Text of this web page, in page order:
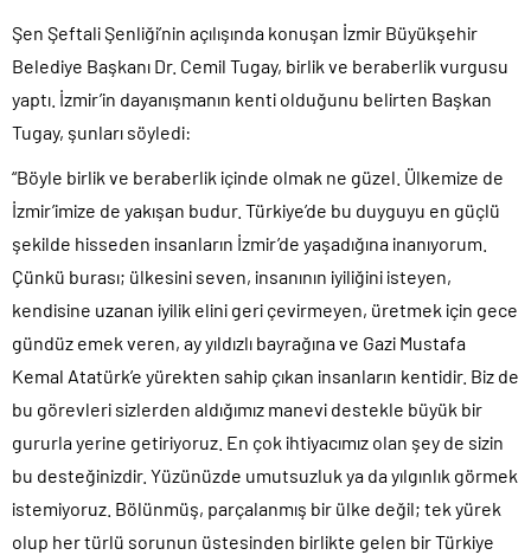
Şen Şeftali Şenliği’nin açılışında konuşan İzmir Büyükşehir
Belediye Başkanı Dr. Cemil Tugay, birlik ve beraberlik vurgusu
yaptı. İzmir’in dayanışmanın kenti olduğunu belirten Başkan
Tugay, şunları söyledi:
“Böyle birlik ve beraberlik içinde olmak ne güzel. Ülkemize de
İzmir’imize de yakışan budur. Türkiye’de bu duyguyu en güçlü
şekilde hisseden insanların İzmir’de yaşadığına inanıyorum.
Çünkü burası; ülkesini seven, insanının iyiliğini isteyen,
kendisine uzanan iyilik elini geri çevirmeyen, üretmek için gece
gündüz emek veren, ay yıldızlı bayrağına ve Gazi Mustafa
Kemal Atatürk’e yürekten sahip çıkan insanların kentidir. Biz de
bu görevleri sizlerden aldığımız manevi destekle büyük bir
gururla yerine getiriyoruz. En çok ihtiyacımız olan şey de sizin
bu desteğinizdir. Yüzünüzde umutsuzluk ya da yılgınlık görmek
istemiyoruz. Bölünmüş, parçalanmış bir ülke değil; tek yürek
olup her türlü sorunun üstesinden birlikte gelen bir Türkiye